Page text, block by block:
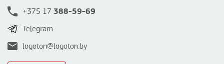
+375 17 388-59-69
Telegram
logoton@logoton.by